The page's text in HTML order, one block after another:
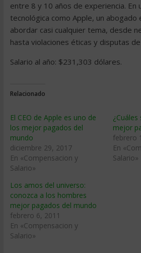
entre 8 y 10 años de experiencia. En
tecnológica como Apple, un
abordar casi cualquier tema, desde
hasta violaciones éticas y disputas
Salario al año: $231,303 dólares.
Relacionado
El CEO de Apple es uno de
los mejor pagados del
mundo
diciembre 29, 2017
En «Compensacion y
Salario»
mejor
febrero
En
Salario»
Los amos del universo:
conozca a los hombres
mejor pagados del mundo
febrero 6, 2011
En «Compensacion y
Salario»